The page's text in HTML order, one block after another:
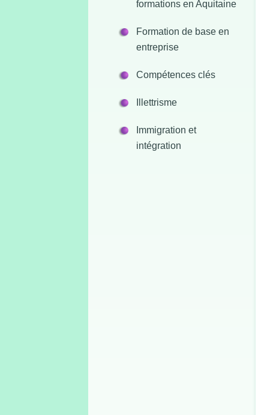
formations en Aquitaine
Formation de base en
entreprise
Compétences clés
Illettrisme
Immigration et
intégration